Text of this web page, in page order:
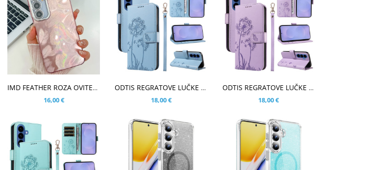
IMD FEATHER ROZA OVITEK ZA SAMSUNG GALAXY S26
16,00 €
ODTIS REGRATOVE LUČKE MODER ETUI ZA SAMSUNG GALAXY S26
18,00 €
ODTIS REGRATOVE LUČKE VIJOLIČEN ETUI ZA SAMSUNG GALAXY S26
18,00 €